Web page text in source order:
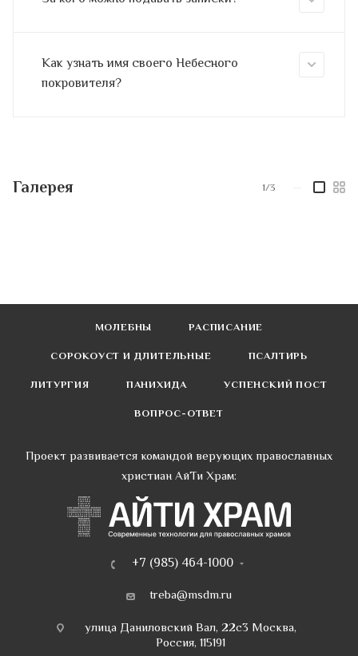
Как узнать имя своего Небесного
покровителя?
Галерея 1/3
МОЛЕБНЫ
РАСПИСАНИЕ
СОРОКОУСТ И ДЛИТЕЛЬНЫЕ
ПСАЛТИРЬ
ЛИТУРГИЯ
ПАНИХИДА
УСПЕНСКИЙ ПОСТ
ВОПРОС-ОТВЕТ
Проект развивается командой верующих православных
христиан АйТи Храм:
+7 (985) 464-1000
treba@msdm.ru
улица Даниловский Вал, 22с3 Москва,
Россия, 115191